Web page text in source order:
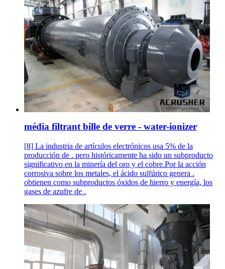
média filtrant bille de verre - water-ionizer
[8] La industria de artículos electrónicos usa 5% de la
producción de . pero históricamente ha sido un subproducto
significativo en la minería del oro y el cobre.Por la acción
corrosiva sobre los metales, el ácido sulfúrico genera .
obtienen como subproductos óxidos de hierro y energía, los
gases de azufre de .